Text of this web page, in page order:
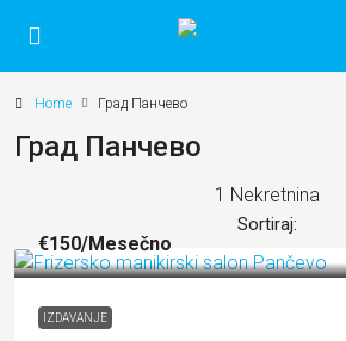
Home Град Панчево
Град Панчево
1 Nekretnina
Sortiraj:
€150/Mesečno
IZDAVANJE